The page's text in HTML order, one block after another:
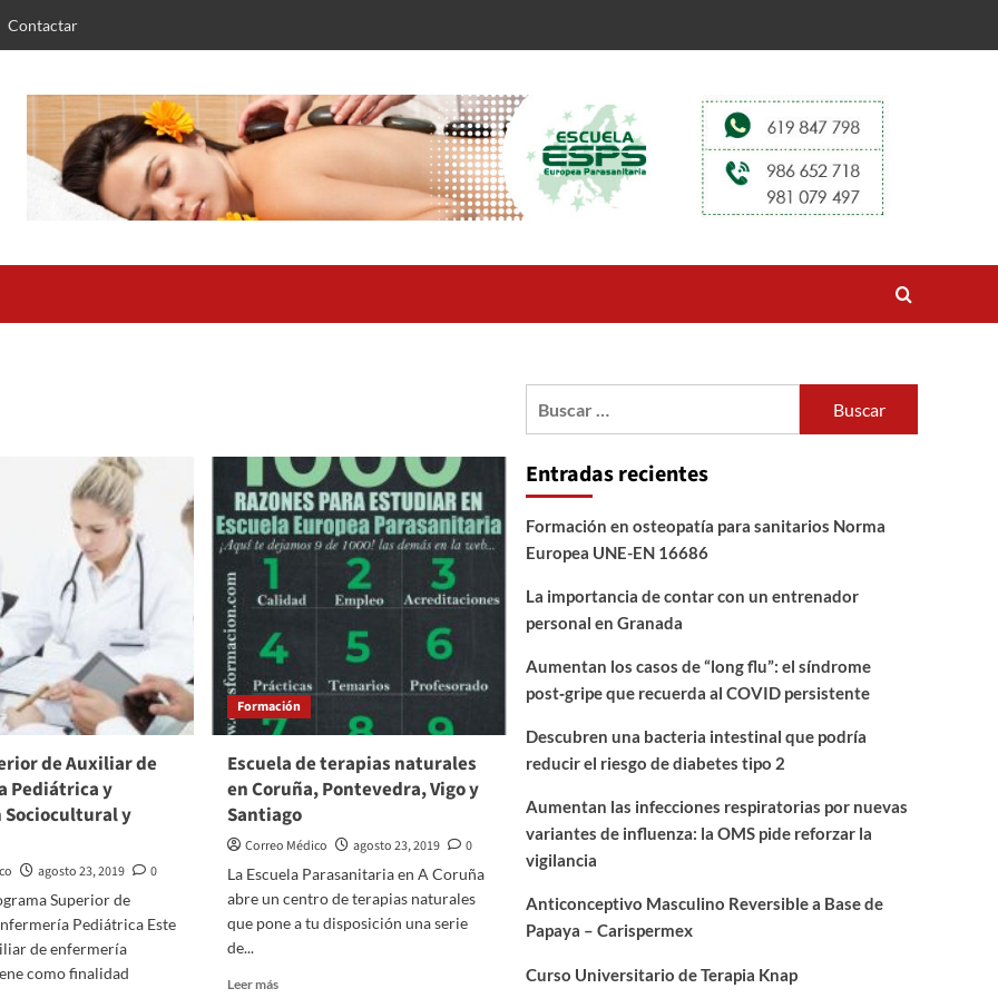
Contactar
de Auxiliar de
Pediátrica y
Sociocultural y
agosto 23, 2019
0
Superior de
Pediátrica Este
de enfermería
como finalidad
Formación
Escuela de terapias naturales
en Coruña, Pontevedra, Vigo y
Santiago
Correo Médico agosto 23, 2019
0
La Escuela Parasanitaria en A Coruña
abre un centro de terapias naturales
que pone a tu disposición una serie
de...
Leer másLeer
Entradas recientes
Formación en osteopatía para sanitarios Norma
Europea UNE-EN 16686
La importancia de contar con un entrenador
personal en Granada
Aumentan los casos de “long flu”: el síndrome
post‑gripe que recuerda al COVID persistente
Descubren una bacteria intestinal que podría
reducir el riesgo de diabetes tipo 2
Aumentan las infecciones respiratorias por nuevas
variantes de influenza: la OMS pide reforzar la
vigilancia
Anticonceptivo Masculino Reversible a Base de
Papaya – Carispermex
Curso Universitario de Terapia Knap